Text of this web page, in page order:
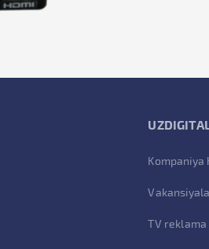
Kompaniya
TV reklama